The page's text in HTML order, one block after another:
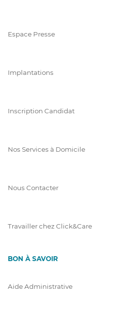
Espace Presse
Implantations
Inscription Candidat
Nos Services à Domicile
Nous Contacter
Travailler chez Click&Care
BON À SAVOIR
Aide Administrative